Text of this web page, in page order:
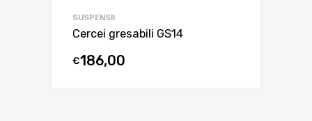
SUSPENSII
Cercei gresabili GS14
€186,00